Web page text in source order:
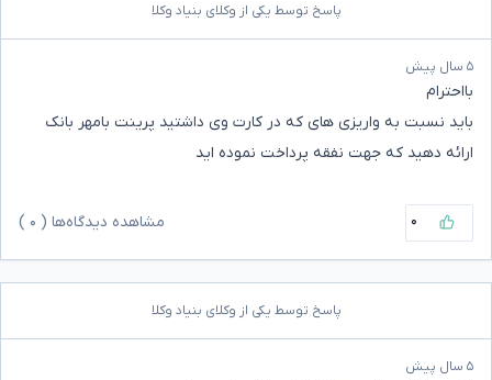
پاسخ توسط یکی از وکلای بنیاد وکلا
۵ سال پیش
بااحترام
باید نسبت به واریزی های که در کارت وی داشتید پرینت بامهر بانک
ارائه دهید که جهت نفقه پرداخت نموده اید
۰ مشاهده دیدگاه‌ها ( ۰
پاسخ توسط یکی از وکلای بنیاد وکلا
۵ سال پیش